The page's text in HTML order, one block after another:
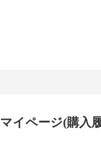
マイページ(購入